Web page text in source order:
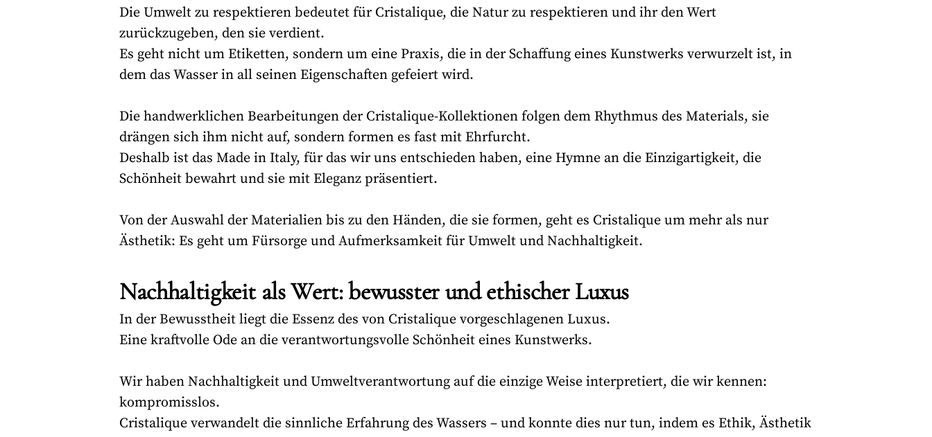
Die Umwelt zu respektieren bedeutet für Cristalique, die Natur zu respektieren und ihr den Wert
zurückzugeben, den sie verdient.
Es geht nicht um Etiketten, sondern um eine Praxis, die in der Schaffung eines Kunstwerks verwurzelt ist, in
dem das Wasser in all seinen Eigenschaften gefeiert wird.
Die handwerklichen Bearbeitungen der Cristalique-Kollektionen folgen dem Rhythmus des Materials, sie
drängen sich ihm nicht auf, sondern formen es fast mit Ehrfurcht.
Deshalb ist das Made in Italy, für das wir uns entschieden haben, eine Hymne an die Einzigartigkeit, die
Schönheit bewahrt und sie mit Eleganz präsentiert.
Von der Auswahl der Materialien bis zu den Händen, die sie formen, geht es Cristalique um mehr als nur
Ästhetik: Es geht um Fürsorge und Aufmerksamkeit für Umwelt und Nachhaltigkeit.
Nachhaltigkeit als Wert: bewusster und ethischer Luxus
In der Bewusstheit liegt die Essenz des von Cristalique vorgeschlagenen Luxus.
Eine kraftvolle Ode an die verantwortungsvolle Schönheit eines Kunstwerks.
Wir haben Nachhaltigkeit und Umweltverantwortung auf die einzige Weise interpretiert, die wir kennen:
kompromisslos.
Cristalique verwandelt die sinnliche Erfahrung des Wassers – und konnte dies nur tun, indem es Ethik, Ästhetik